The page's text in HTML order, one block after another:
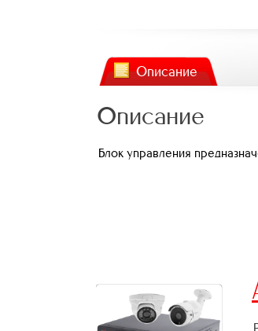
Описание
Описание
Блок управления